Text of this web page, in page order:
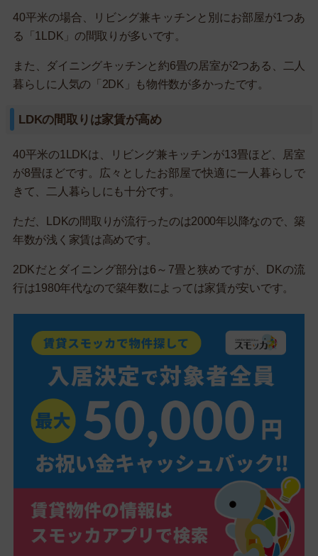
40平米の場合、リビング兼キッチンと別にお部屋が1つあ
る「1LDK」の間取りが多いです。
また、ダイニングキッチンと約6畳の居室が2つある、二人
暮らしに人気の「2DK」も物件数が多かったです。
LDKの間取りは家賃が高め
40平米の1LDKは、リビング兼キッチンが13畳ほど、居室
が8畳ほどです。広々としたお部屋で快適に一人暮らしで
きて、二人暮らしにも十分です。
ただ、LDKの間取りが流行ったのは2000年以降なので、築
年数が浅く家賃は高めです。
2DKだとダイニング部分は6～7畳と狭めですが、DKの流
行は1980年代なので築年数によっては家賃が安いです。